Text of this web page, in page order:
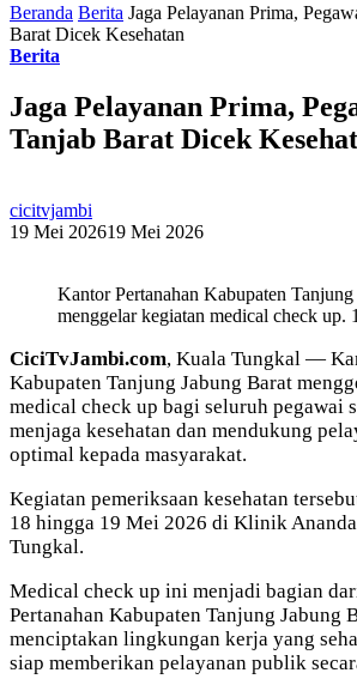
Beranda Berita Jaga Pelayanan Prima,
Barat Dicek Kesehatan
Berita
Jaga Pelayanan Prima,
Tanjab Barat Dicek
cicitvjambi
19 Mei 202619 Mei 2026
Kantor Pertanahan Kabupaten
menggelar kegiatan medical check up.
CiciTvJambi.com, Kuala Tungkal —
Kabupaten Tanjung Jabung Barat
medical check up bagi seluruh pegawai
menjaga kesehatan dan mendukung
optimal kepada masyarakat.
Kegiatan pemeriksaan kesehatan
18 hingga 19 Mei 2026 di Klinik
Tungkal.
Medical check up ini menjadi bagian
Pertanahan Kabupaten Tanjung Jabung
menciptakan lingkungan kerja yang
siap memberikan pelayanan publik